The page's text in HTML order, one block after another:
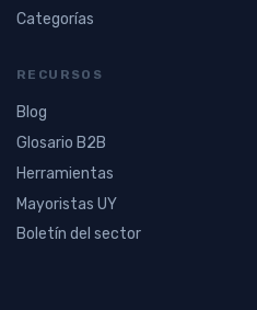
Categorías
RECURSOS
Blog
Glosario B2B
Herramientas
Mayoristas UY
Boletín del sector